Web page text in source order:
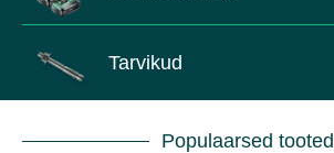
Tarvikud
Populaarsed tooted